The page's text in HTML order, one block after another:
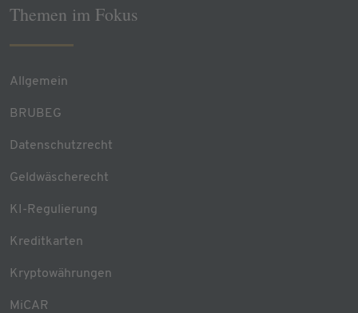
Themen im Fokus
Allgemein
BRUBEG
Datenschutzrecht
Geldwäscherecht
KI-Regulierung
Kreditkarten
Kryptowährungen
MiCAR